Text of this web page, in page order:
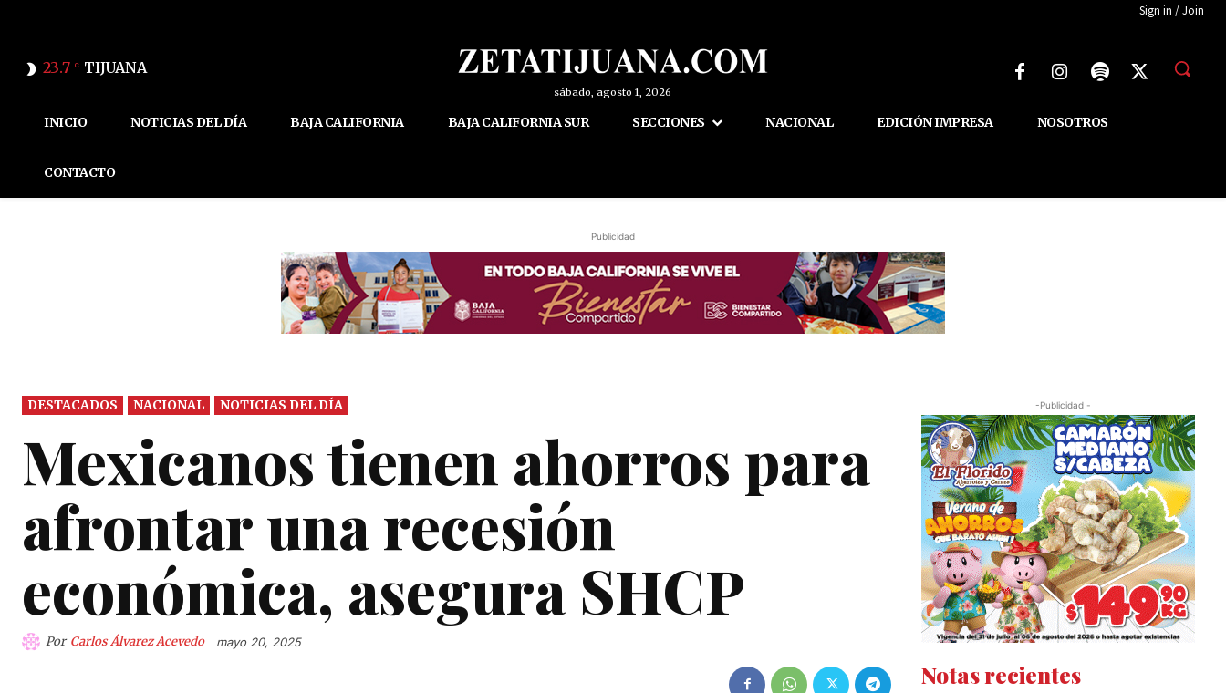
Sign in / Join
23.7 C TIJUANA
sábado, agosto 1, 2026
INICIO NOTICIAS DEL DÍA BAJA CALIFORNIA BAJA CALIFORNIA SUR SECCIONES NACIONAL EDICIÓN IMPRESA NOSOTROS
CONTACTO
Publicidad
DESTACADOS NACIONAL NOTICIAS DEL DÍA
Mexicanos tienen ahorros para
afrontar una recesión
económica, asegura SHCP
Por Carlos Álvarez Acevedo mayo 20, 2025
-Publicidad -
Notas recientes